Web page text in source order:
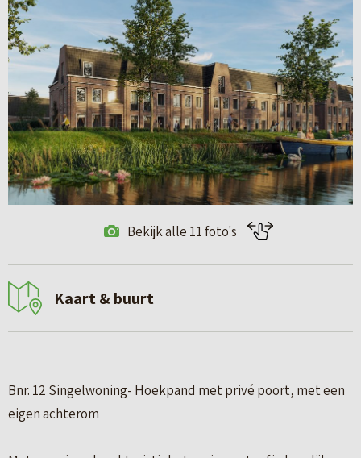
Bekijk alle 11 foto's
Kaart & buurt
Bnr. 12 Singelwoning- Hoekpand met privé poort, met een
eigen achterom